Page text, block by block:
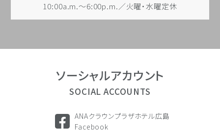
10:00a.m.～6:00p.m.／火曜・水曜定休
ソーシャルアカウント
SOCIAL ACCOUNTS
ANAクラウンプラザホテル広島
Facebook